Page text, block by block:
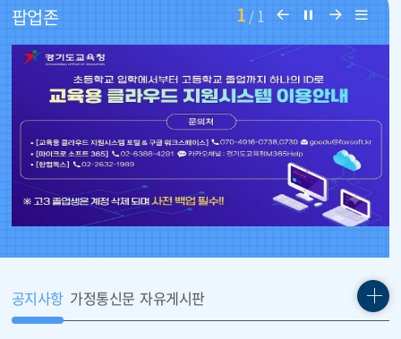
팝업존 1 /1
전
페
이
지
일
시
정
지
다
음
페
이
지
스
트
기
공지사항
공
지
가정통신문 자유게시판